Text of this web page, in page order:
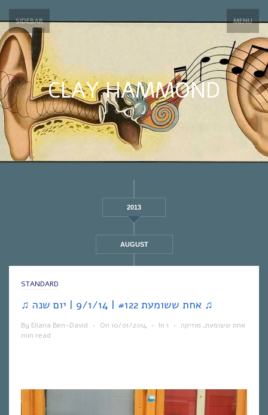
SIDEBAR MENU
CLAY HAMMOND
2013
AUGUST
STANDARD
♫ אחת ששומעת #122 | 9/1/14 | יום שנה ♫
By Eliana Ben-David • On 10/01/2014 • In אחת ששומעת, מוזיקה •
1
min read